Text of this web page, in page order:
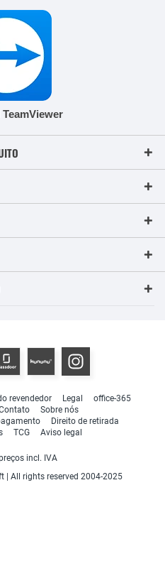
revendedor Legal
office-365
Sobre nós
Direito de retirada
TCG Aviso legal
incl. IVA
| All rights reserved 2004-2025